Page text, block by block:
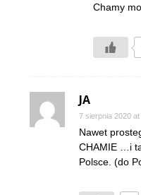
Chamy
JA
7 sierpnia 2020 at
Nawet
CHAMIE …i
Polsce. (do